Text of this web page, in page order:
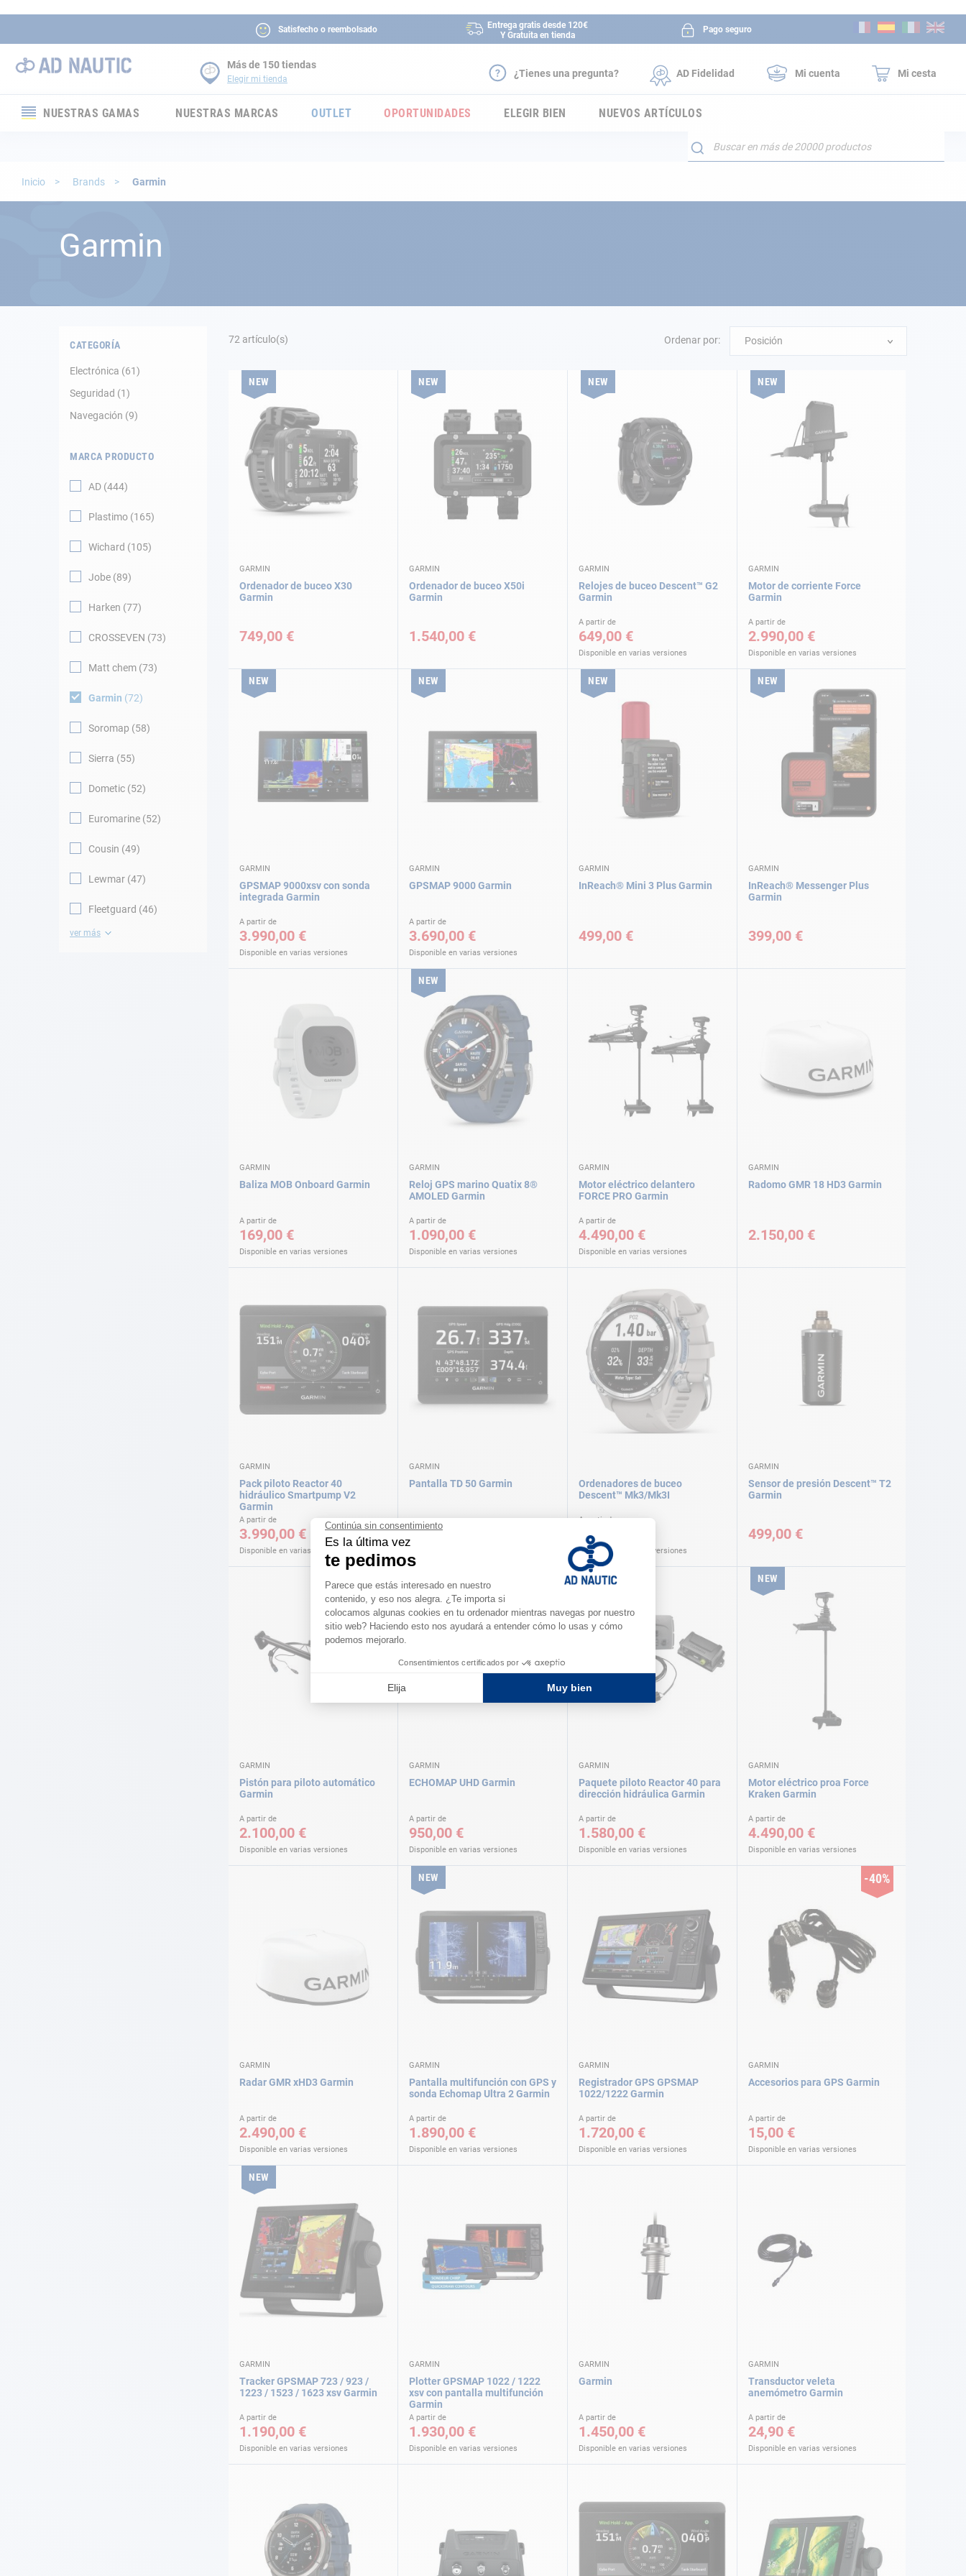
Satisfecho o reembolsado
Entrega gratis desde 120€
Y Gratuita en tienda
Pago seguro
Más de 150 tiendas
Elegir mi tienda ¿Tienes una pregunta? AD Fidelidad Mi cuenta Mi cesta
NUESTRAS GAMAS
Electricidad
Seguridad
Mantenimiento
Tarjeta regalo -
NUESTRAS MARCAS OUTLET OPORTUNIDADES ELEGIR BIEN NUEVOS ARTÍCULOS
Buscar
Inicio Brands Garmin
Garmin
72 artículo(s) Ordenar por: Posición
NEW
GARMIN
Ordenador de buceo X30
Garmin
749,00 €
NEW
GARMIN
Ordenador de buceo X50i
Garmin
1.540,00 €
NEW
GARMIN
Relojes de buceo Descent™ G2
Garmin
A partir de
649,00 €
Disponible en varias versiones
NEW
GARMIN
Motor de corriente Force
Garmin
A partir de
2.990,00 €
Disponible en varias versiones
NEW
GARMIN
GPSMAP 9000xsv con sonda
integrada Garmin
A partir de
3.990,00 €
Disponible en varias versiones
NEW
GARMIN
GPSMAP 9000 Garmin
A partir de
3.690,00 €
Disponible en varias versiones
NEW
GARMIN
InReach® Mini 3 Plus Garmin
499,00 €
NEW
GARMIN
InReach® Messenger Plus
Garmin
399,00 €
GARMIN
Baliza MOB Onboard Garmin
A partir de
169,00 €
Disponible en varias versiones
NEW
GARMIN
Reloj GPS marino Quatix 8®
AMOLED Garmin
A partir de
1.090,00 €
Disponible en varias versiones
GARMIN
Motor eléctrico delantero
FORCE PRO Garmin
A partir de
4.490,00 €
Disponible en varias versiones
GARMIN
Radomo GMR 18 HD3 Garmin
2.150,00 €
GARMIN
Pack piloto Reactor 40
hidráulico Smartpump V2
Garmin
A partir de
3.990,00 €
Disponible en varias versiones
GARMIN
Pantalla TD 50 Garmin
689,00 €
Ordenadores de buceo
Descent™ Mk3/Mk3I
A partir de
1.149,00 €
Disponible en varias versiones
GARMIN
Sensor de presión Descent™ T2
Garmin
499,00 €
GARMIN
Pistón para piloto automático
Garmin
A partir de
2.100,00 €
Disponible en varias versiones
GARMIN
ECHOMAP UHD Garmin
A partir de
950,00 €
Disponible en varias versiones
GARMIN
Paquete piloto Reactor 40 para
dirección hidráulica Garmin
A partir de
1.580,00 €
Disponible en varias versiones
NEW
GARMIN
Motor eléctrico proa Force
Kraken Garmin
A partir de
4.490,00 €
Disponible en varias versiones
GARMIN
Radar GMR xHD3 Garmin
A partir de
2.490,00 €
Disponible en varias versiones
NEW
GARMIN
Pantalla multifunción con GPS y
sonda Echomap Ultra 2 Garmin
A partir de
1.890,00 €
Disponible en varias versiones
GARMIN
Registrador GPS GPSMAP
1022/1222 Garmin
A partir de
1.720,00 €
Disponible en varias versiones
-40%
GARMIN
Accesorios para GPS Garmin
A partir de
15,00 €
Disponible en varias versiones
NEW
GARMIN
Tracker GPSMAP 723 / 923 /
1223 / 1523 / 1623 xsv Garmin
A partir de
1.190,00 €
Disponible en varias versiones
GARMIN
Plotter GPSMAP 1022 / 1222
xsv con pantalla multifunción
Garmin
A partir de
1.930,00 €
Disponible en varias versiones
GARMIN
Garmin
A partir de
1.450,00 €
Disponible en varias versiones
GARMIN
Transductor veleta
anemómetro Garmin
A partir de
24,90 €
Disponible en varias versiones
CATEGORÍA
Electrónica
61
Seguridad
1
Navegación 9
MARCA PRODUCTO
AD 444
Plastimo 165
Wichard 105
Jobe 89
Harken 77
CROSSEVEN 73
Matt chem 73
Garmin 72
Soromap 58
Sierra 55
Dometic 52
Euromarine 52
Cousin 49
Lewmar 47
Fleetguard 46
ver más